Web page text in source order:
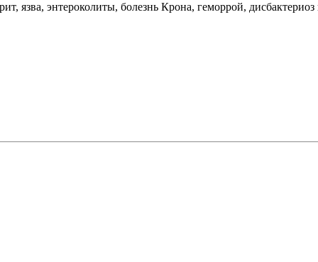
язва, энтероколиты, болезнь Крона, геморрой,